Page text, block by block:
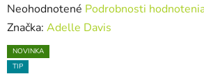
Priemerné
hodnotenie
produktu
je
Neohodnotené Podrobnosti
Značka: Adelle Davis
NOVINKA
TIP